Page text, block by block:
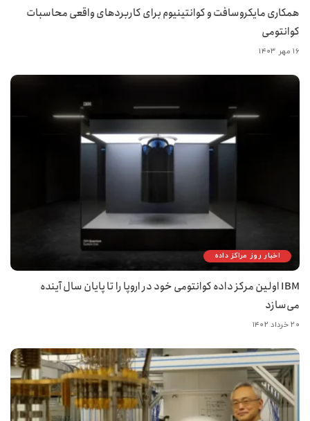
همکاری مایکروسافت و کوانتینیوم برای کاربردهای واقعی محاسبات
کوانتومی
۱۶ مهر ۱۴۰۳
اخبار روز مراکز داده
IBM اولین مرکز داده کوانتومی خود در اروپا را تا پایان سال آینده
می‌سازد
۲۰ خرداد ۱۴۰۲